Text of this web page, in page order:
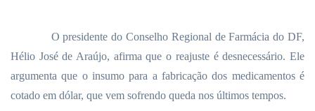
O presidente do Conselho Regional de Farmácia do DF,
Hélio José de Araújo, afirma que o reajuste é desnecessário. Ele
argumenta que o insumo para a fabricação dos medicamentos é
cotado em dólar, que vem sofrendo queda nos últimos tempos.